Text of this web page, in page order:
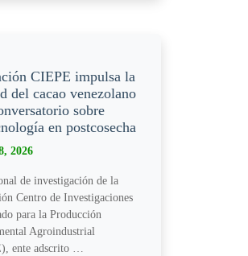
CIEPE impulsa la
del cacao venezolano
sobre
en postcosecha
2026
de investigación de la
Centro de Investigaciones
para la Producción
Agroindustrial
ente adscrito …